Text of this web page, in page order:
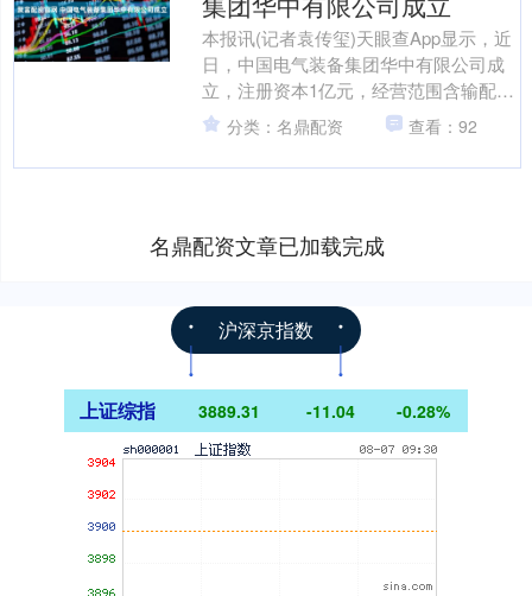
本报讯(记者袁传玺)天眼查App显示，近
日，中国电气装备集团华中有限公司成
立，注册资本1亿元，经营范围含输配电
及控制设备制造、智能输配电及控制设
备销售、电力设施....
分类：名鼎配资 查看：92
名鼎配资文章已加载完成
沪深京指数
上证综指 3889.31 -11.04 -0.28%